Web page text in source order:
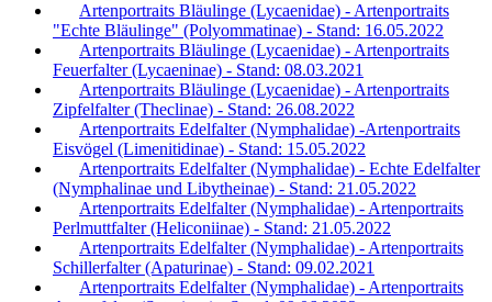
Artenportraits Bläulinge (Lycaenidae) - Artenportraits
"Echte Bläulinge" (Polyommatinae) - Stand: 16.05.2022
Artenportraits Bläulinge (Lycaenidae) - Artenportraits
Feuerfalter (Lycaeninae) - Stand: 08.03.2021
Artenportraits Bläulinge (Lycaenidae) - Artenportraits
Zipfelfalter (Theclinae) - Stand: 26.08.2022
Artenportraits Edelfalter (Nymphalidae) -Artenportraits
Eisvögel (Limenitidinae) - Stand: 15.05.2022
Artenportraits Edelfalter (Nymphalidae) - Echte Edelfalter
(Nymphalinae und Libytheinae) - Stand: 21.05.2022
Artenportraits Edelfalter (Nymphalidae) - Artenportraits
Perlmuttfalter (Heliconiinae) - Stand: 21.05.2022
Artenportraits Edelfalter (Nymphalidae) - Artenportraits
Schillerfalter (Apaturinae) - Stand: 09.02.2021
Artenportraits Edelfalter (Nymphalidae) - Artenportraits